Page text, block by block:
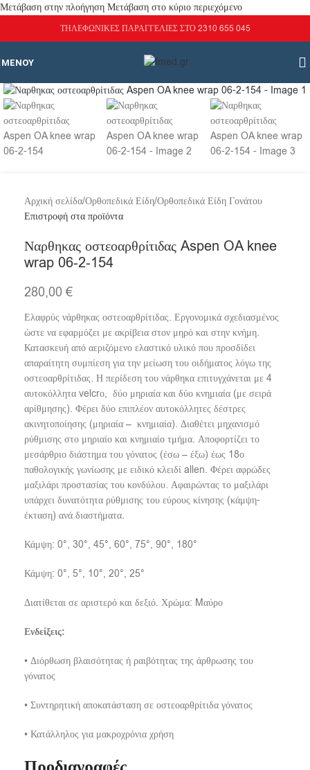
Μετάβαση στην πλοήγηση Μετάβαση στο κύριο περιεχόμενο
ΤΗΛΕΦΩΝΙΚΕΣ ΠΑΡΑΓΓΕΛΙΕΣ ΣΤΟ 2310 655 045
ΜΕΝΟΎ
Αρχική σελίδα/Ορθοπεδικά Είδη/Ορθοπεδικά Είδη Γονάτου
Επιστροφή στα προϊόντα
Ναρθηκας οστεοαρθρίτιδας Aspen OA knee
wrap 06-2-154
280,00 €
Ελαφρύς νάρθηκας οστεοαρθρίτιδας. Εργονομικά σχεδιασμένος
ώστε να εφαρμόζει με ακρίβεια στον μηρό και στην κνήμη.
Κατασκευή από αεριζόμενο ελαστικό υλικό που προσδίδει
απαραίτητη συμπίεση για την μείωση του οιδήματος λόγω της
οστεοαρθρίτιδας. Η περίδεση του νάρθηκα επιτυγχάνεται με 4
αυτοκόλλητα velcrο, δύο μηριαία και δύο κνημιαία (με σειρά
αρίθμησης). Φέρει δύο επιπλέον αυτοκόλλητες δέστρες
ακινητοποίησης (μηριαία – κνημιαία). Διαθέτει μηχανισμό
ρύθμισης στο μηριαίο και κνημιαίο τμήμα. Αποφορτίζει το
μεσάρθριο διάστημα του γόνατος (έσω – έξω) έως 18ο
παθολογικής γωνίωσης με ειδικό κλειδί allen. Φέρει αφρώδες
μαξιλάρι προστασίας του κονδύλου. Αφαιρώντας το μαξιλάρι
υπάρχει δυνατότητα ρύθμισης του εύρους κίνησης (κάμψη-
έκταση) ανά διαστήματα.
Κάμψη: 0°, 30°, 45°, 60°, 75°, 90°, 180°
Κάμψη: 0°, 5°, 10°, 20°, 25°
Διατίθεται σε αριστερό και δεξιό. Χρώμα: Mαύρο
Ενδείξεις:
• Διόρθωση βλαισότητας ή ραιβότητας της άρθρωσης του
γόνατος
• Συντηρητική αποκατάσταση σε οστεοαρθρίτιδα γόνατος
• Κατάλληλος για μακροχρόνια χρήση